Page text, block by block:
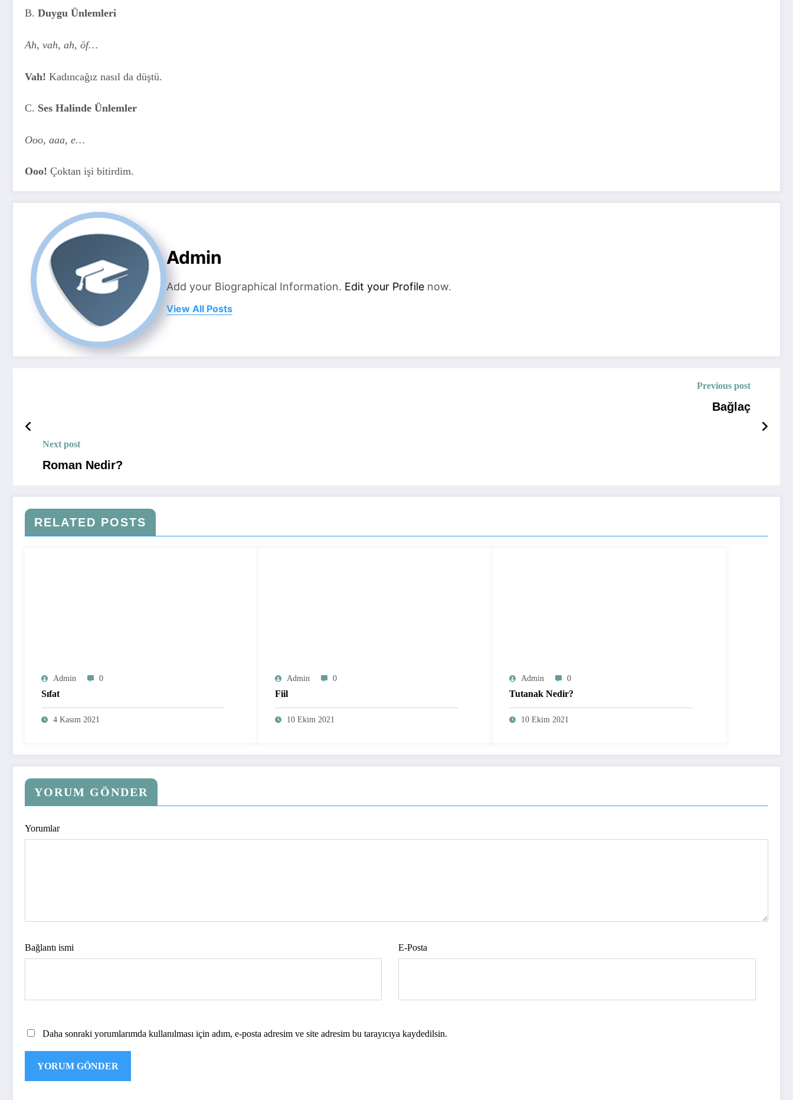
B. Duygu Ünlemleri
Ah, vah, ah, öf…
Vah! Kadıncağız nasıl da düştü.
C. Ses Halinde Ünlemler
Ooo, aaa, e…
Ooo! Çoktan işi bitirdim.
Admin
Add your Biographical Information. Edit your Profile now.
View All Posts
Previous post
Bağlaç
Next post
Roman Nedir?
RELATED POSTS
Admin 0
Sıfat
4 Kasım 2021
Admin 0
Fiil
10 Ekim 2021
Admin 0
Tutanak Nedir?
10 Ekim 2021
YORUM GÖNDER
Yorumlar
Bağlantı ismi E-Posta
Daha sonraki yorumlarımda kullanılması için adım, e-posta adresim ve site adresim bu tarayıcıya kaydedilsin.